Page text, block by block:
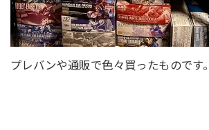
プレバンや通販で色々買ったものです。